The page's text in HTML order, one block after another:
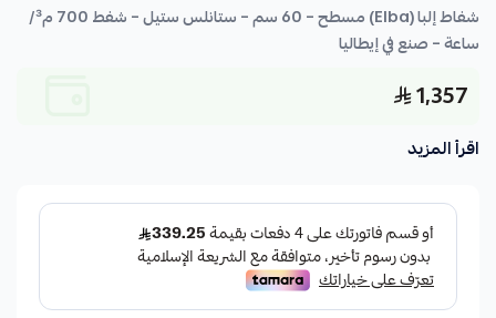
شفاط إلبا (Elba) مسطح – 60 سم – ستانلس ستيل – شفط 700 م³/
ساعة – صنع في إيطاليا
1,357
اقرأ المزيد